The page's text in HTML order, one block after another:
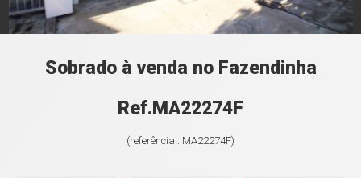
Sobrado à venda no Fazendinha
Ref.MA22274F
(referência.: MA22274F)